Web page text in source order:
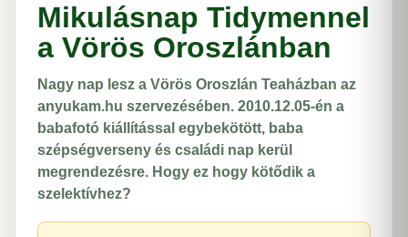
Mikulásnap Tidymennel
a Vörös Oroszlánban
Nagy nap lesz a Vörös Oroszlán Teaházban az
anyukam.hu szervezésében. 2010.12.05-én a
babafotó kiállítással egybekötött, baba
szépségverseny és családi nap kerül
megrendezésre. Hogy ez hogy kötődik a
szelektívhez?